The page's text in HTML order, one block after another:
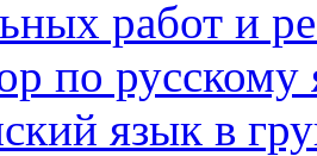
работ и
по русскому
язык в